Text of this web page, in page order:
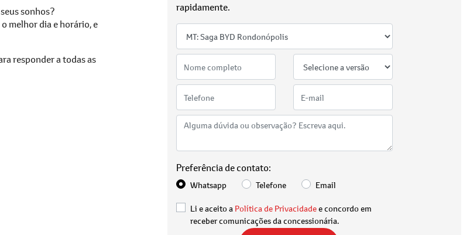
sonhos?
melhor dia e horário, e
responder a todas as
rapidamente.
Preferência de contato:
Whatsapp Telefone Email
Li e aceito a Política de Privacidadee concordo em
receber comunicações da concessionária.